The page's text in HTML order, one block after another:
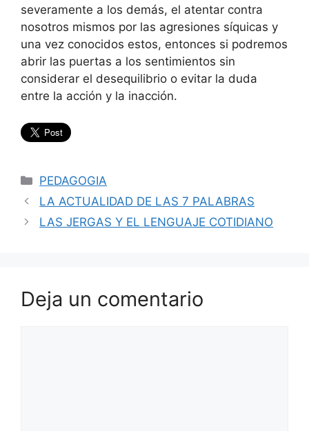
severamente a los demás, el atentar contra
nosotros mismos por las agresiones síquicas y
una vez conocidos estos, entonces si podremos
abrir las puertas a los sentimientos sin
considerar el desequilibrio o evitar la duda
entre la acción y la inacción.
Categorías
PEDAGOGIA
LA ACTUALIDAD DE LAS 7 PALABRAS
LAS JERGAS Y EL LENGUAJE COTIDIANO
Deja un comentario